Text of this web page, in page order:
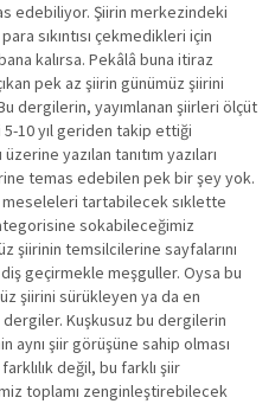
edebiliyor. Şiirin merkezindeki
sıkıntısı çekmedikleri için
kalırsa. Pekâlâ buna itiraz
pek az şiirin günümüz şiirini
dergilerin, yayımlanan şiirleri ölçüt
10 yıl geriden takip ettiği
yazılan tanıtım yazıları
temas edebilen pek bir şey yok.
tartabilecek sıklette
sokabileceğimiz
şiirinin temsilcilerine sayfalarını
geçirmekle meşguller. Oysa bu
şiirini sürükleyen ya da en
Kuşkusuz bu dergilerin
aynı şiir görüşüne sahip olması
değil, bu farklı şiir
toplamı zenginleştirebilecek